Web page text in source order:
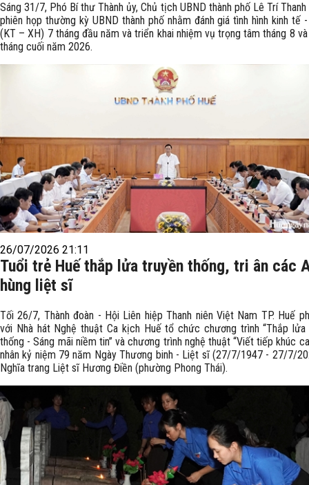
Sáng 31/7, Phó Bí thư Thành ủy, Chủ tịch UBND thành phố Lê Trí
phiên họp thường kỳ UBND thành phố nhằm đánh giá tình hình kinh tế
(KT – XH) 7 tháng đầu năm và triển khai nhiệm vụ trọng tâm tháng 8
tháng cuối năm 2026.
26/07/2026 21:11
Tuổi trẻ Huế thắp lửa truyền thống, tri ân các
hùng liệt sĩ
Tối 26/7, Thành đoàn - Hội Liên hiệp Thanh niên Việt Nam TP. Huế
với Nhà hát Nghệ thuật Ca kịch Huế tổ chức chương trình “Thắp lửa
thống - Sáng mãi niềm tin” và chương trình nghệ thuật “Viết tiếp khúc
nhân kỷ niệm 79 năm Ngày Thương binh - Liệt sĩ (27/7/1947 - 27/7/
Nghĩa trang Liệt sĩ Hương Điền (phường Phong Thái).